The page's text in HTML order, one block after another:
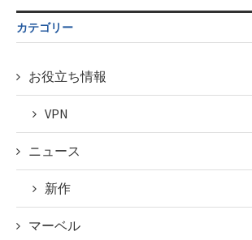
/home/c4607168/public_html/osusume-
doga.com/wp-
content/themes/soledad-
formats/format-
line115
カテゴリー
お役立ち情報
VPN
ニュース
新作
マーベル